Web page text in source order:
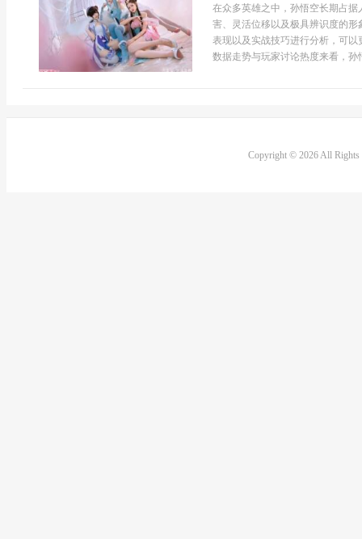
在众多英雄之中，孙悟空长期占
害、灵活位移以及极具辨识度的
表现以及实战技巧进行分析，可
数据走势与玩家讨论热度来看，
Copyright © 2026 All